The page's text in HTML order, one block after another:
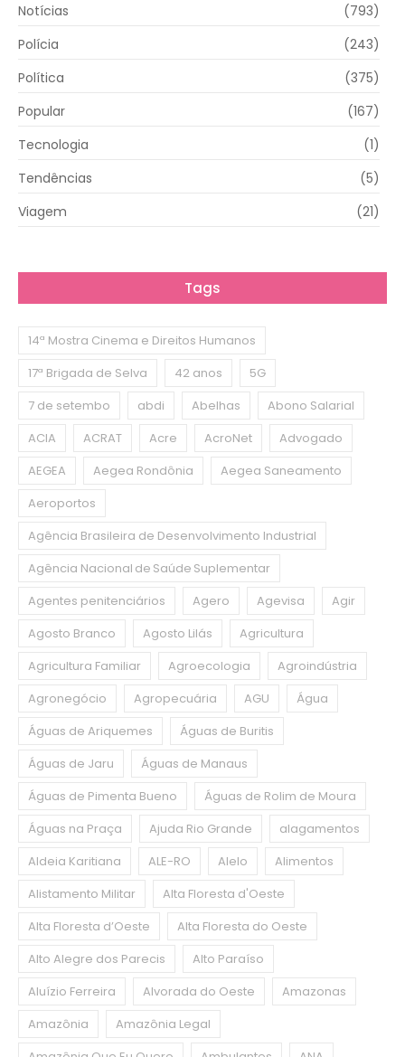
Notícias
(793)
Polícia
(243)
Política
(375)
Popular
(167)
Tecnologia
(1)
Tendências
(5)
Viagem
(21)
Tags
14ª Mostra Cinema e Direitos Humanos
17ª Brigada de Selva
42 anos
5G
7 de setembo
abdi Abelhas
Abono Salarial
ACIA
ACRAT Acre AcroNet
Advogado
AEGEA
Aegea Rondônia
Aegea Saneamento
Aeroportos
Agência Brasileira de Desenvolvimento Industrial
Agência Nacional de Saúde Suplementar
Agentes penitenciários
Agero Agevisa
Agir
Agosto Branco
Agosto Lilás
Agricultura
Agricultura Familiar
Agroecologia
Agroindústria
Agronegócio
Agropecuária AGU
Água
Águas de Ariquemes
Águas de Buritis
Águas de Jaru
Águas de Manaus
Águas de Pimenta Bueno
Águas de Rolim de Moura
Águas na Praça
Ajuda Rio Grande
alagamentos
Aldeia Karitiana
ALE-RO Alelo
Alimentos
Alistamento Militar
Alta Floresta d'Oeste
Alta Floresta d’Oeste
Alta Floresta do Oeste
Alto Alegre dos Parecis
Alto Paraíso
Aluízio Ferreira
Alvorada do Oeste
Amazonas
Amazônia
Amazônia Legal